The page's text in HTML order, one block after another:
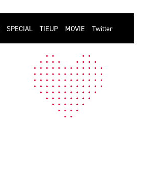
SPECIAL TIEUP MOVIE Twitter